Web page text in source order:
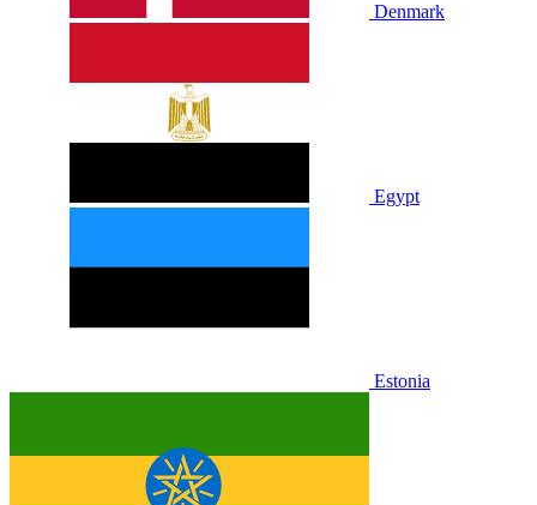
Denmark
Egypt
Estonia